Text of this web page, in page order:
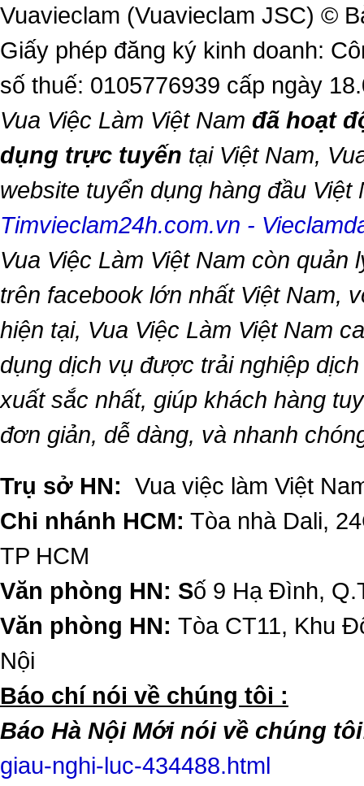
Vuavieclam (Vuavieclam JSC) ©
Giấy phép đăng ký kinh doanh:
số thuế: 0105776939 cấp ngày
Vua Việc Làm Việt Nam đã hoạt
dụng trực tuyến tại Việt Nam,
website tuyển dụng hàng đầu
Timvieclam24h.com.vn -
Vua Việc Làm Việt Nam còn quản
trên facebook lớn nhất Việt Nam,
hiện tại, Vua Việc Làm Việt Nam
dụng dịch vụ được trải nghiệp
xuất sắc nhất, giúp khách hàng
đơn giản, dễ dàng, và nhanh
Trụ sở HN: Vua việc làm Việt
Chi nhánh HCM: Tòa nhà Dali,
TP HCM
Văn phòng HN: Số 9 Hạ Đình,
Văn phòng HN: Tòa CT11, Khu
Nội
​Báo chí nói về chúng tôi :
Báo Hà Nội Mới nói về chúng
giau-nghi-luc-434488.html